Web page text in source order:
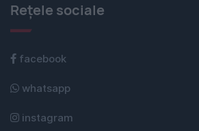
Rețele sociale
facebook
whatsapp
instagram